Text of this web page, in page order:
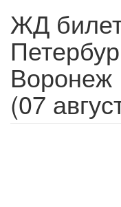
ЖД
Воронеж
(07